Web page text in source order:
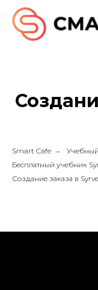
Smart Cafe →
Бесплатный учебник
Создание заказа в Syrve